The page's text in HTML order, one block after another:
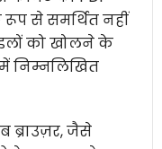
से समर्थित नहीं
को खोलने के
निम्नलिखित
ब्राउज़र, जैसे